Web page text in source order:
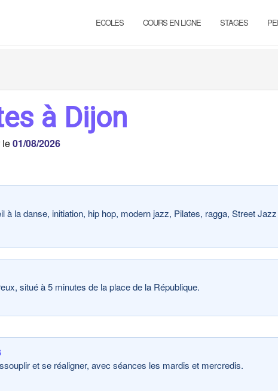
ECOLES COURS EN LIGNE STAGES
à Dijon
le01/08/2026
à la danse, initiation, hip hop, modern jazz, Pilates, ragga, Street Jazz
situé à 5 minutes de la place de la République.
et se réaligner, avec séances les mardis et mercredis.